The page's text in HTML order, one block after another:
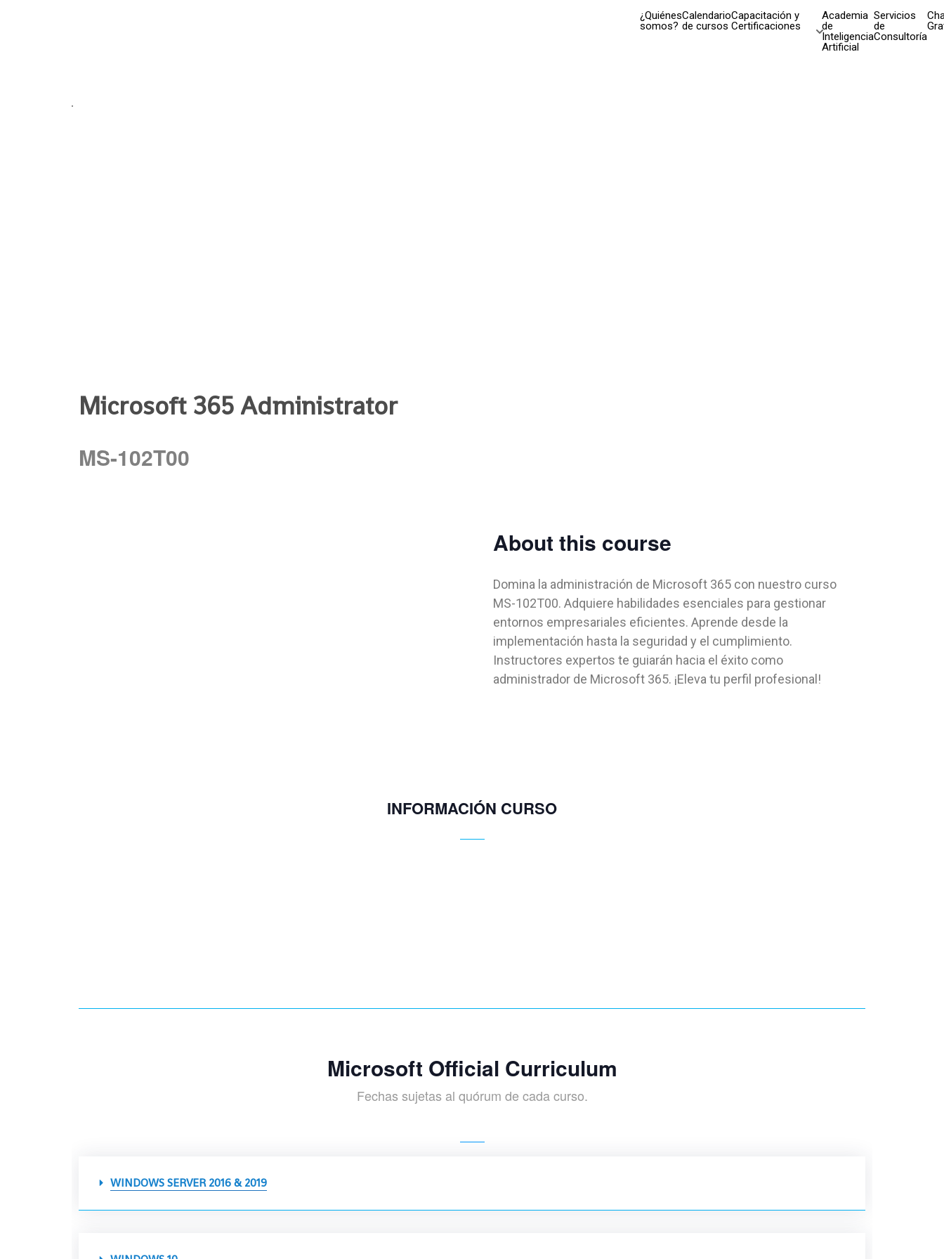
¿Quiénes
somos?
Calendario
de cursos
Capacitación y
Certificaciones
Academia
de
Inteligencia
Artificial
Servicios
de
Consultoría
Microsoft 365 Administrator
MS-102T00
About this course
Domina la administración de Microsoft 365 con nuestro curso
MS-102T00. Adquiere habilidades esenciales para gestionar
entornos empresariales eficientes. Aprende desde la
implementación hasta la seguridad y el cumplimiento.
Instructores expertos te guiarán hacia el éxito como
administrador de Microsoft 365. ¡Eleva tu perfil profesional!
INFORMACIÓN CURSO
Microsoft Official Curriculum
Fechas sujetas al quórum de cada curso.
WINDOWS SERVER 2016 & 2019